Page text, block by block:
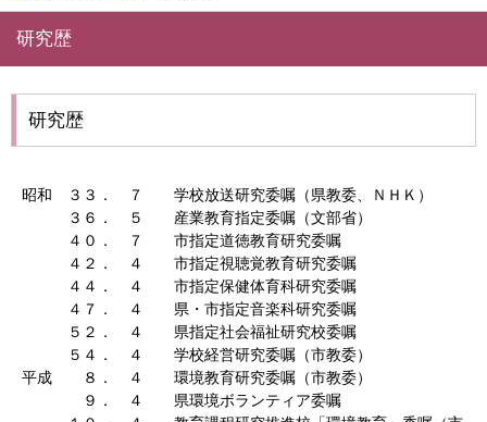
研究歴
研究歴
昭和 ３３． ７ 学校放送研究委嘱（県教委、ＮＨＫ）
３６． ５ 産業教育指定委嘱（文部省）
４０． ７ 市指定道徳教育研究委嘱
４２． ４ 市指定視聴覚教育研究委嘱
４４． ４ 市指定保健体育科研究委嘱
４７． ４ 県・市指定音楽科研究委嘱
５２． ４ 県指定社会福祉研究校委嘱
５４． ４ 学校経営研究委嘱（市教委）
平成 ８． ４ 環境教育研究委嘱（市教委）
９． ４ 県環境ボランティア委嘱